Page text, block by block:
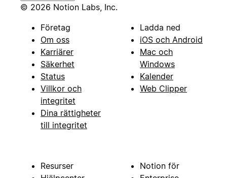
© 2026 Notion Labs, Inc.
Företag
Om oss
Karriärer
Säkerhet
Status
Villkor och
integritet
Dina rättigheter
till integritet
Ladda ned
iOS och Android
Mac och
Windows
Kalender
Web Clipper
Resurser
Notion för